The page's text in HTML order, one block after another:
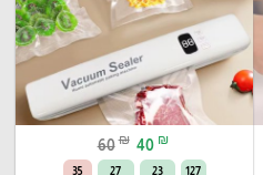
60 ₪ 40 ₪
127
23
27
34